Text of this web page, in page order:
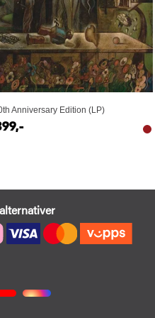
Anniversary Edition (LP)